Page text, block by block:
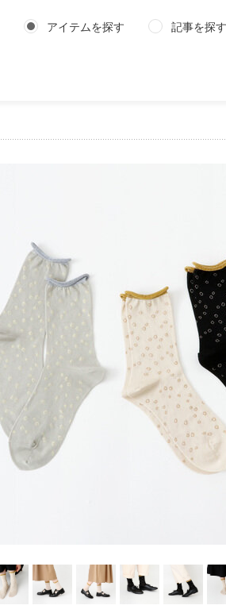
アイテムを探す 記事を探す